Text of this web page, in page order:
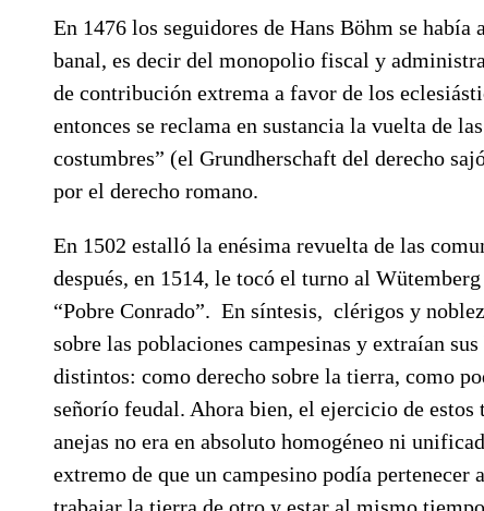
En 1476 los seguidores de Hans Böhm se
banal, es decir del monopolio fiscal y
de contribución extrema a favor de los
entonces se reclama en sustancia la vuelta de
costumbres” (el Grundherschaft del derecho
por el derecho romano.
En 1502 estalló la enésima revuelta de las
después, en 1514, le tocó el turno al
“Pobre Conrado”. En síntesis, clérigos y
sobre las poblaciones campesinas y extraían
distintos: como derecho sobre la tierra, como
señorío feudal. Ahora bien, el ejercicio de
anejas no era en absoluto homogéneo ni
extremo de que un campesino podía pertenecer